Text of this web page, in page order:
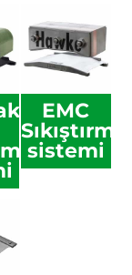
EMC
Sıkıştırma
sistemi